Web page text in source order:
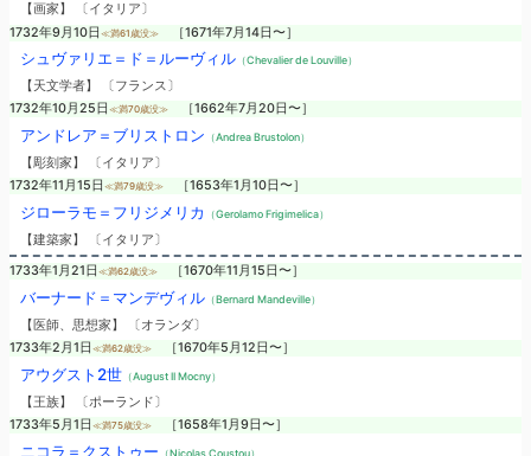
【画家】 〔イタリア〕
1732年9月10日 ≪満61歳没≫ ［1671年7月14日〜］
シュヴァリエ＝ド＝ルーヴィル（Chevalier de Louville）
【天文学者】 〔フランス〕
1732年10月25日 ≪満70歳没≫ ［1662年7月20日〜］
アンドレア＝ブリストロン （Andrea Brustolon）
【彫刻家】 〔イタリア〕
1732年11月15日 ≪満79歳没≫ ［1653年1月10日〜］
ジローラモ＝フリジメリカ （Gerolamo Frigimelica）
【建築家】 〔イタリア〕
1733年1月21日 ≪満62歳没≫ ［1670年11月15日〜］
バーナード＝マンデヴィル（Bernard Mandeville）
【医師、思想家】 〔オランダ〕
1733年2月1日 ≪満62歳没≫ ［1670年5月12日〜］
アウグスト2世（August II Mocny）
【王族】 〔ポーランド〕
1733年5月1日 ≪満75歳没≫ ［1658年1月9日〜］
ニコラ＝クストゥー （Nicolas Coustou）